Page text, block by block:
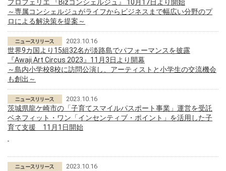
プロフェリエ 『Bizコンシェルジュ』 10月17日より開始
～専属コンシェルジュがライフからビジネスまで幅広い分野のプ
ロによる解決策を提案～
2023.10.16
世界9カ国より15組32名が淡路島でパフォーマンスを披露
『Awaji Art Circus 2023』11月3日より開幕
～島内小学校8校に訪問公演し、アーティストと小学生の交流機会
も創出～
2023.10.16
茨城県龍ケ崎市の「子育てスマイルパスポート事業」運営を受託
ベネフィット・ワン「インセンティブ・ポイント」を活用した子
育て支援 11月1日開始
2023.10.16